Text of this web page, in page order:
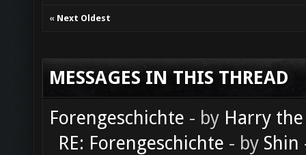
« Next Oldest
MESSAGES IN THIS THREAD
Forengeschichte - by Harry
RE: Forengeschichte - by Shin